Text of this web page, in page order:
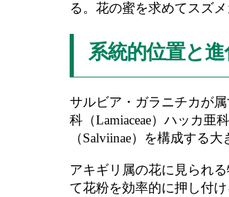
る。花の蜜を求めてスズ
系統的位置と
サルビア・ガラニチカが
科（Lamiaceae）ハッカ亜
（Salviinae）を構成する
アキギリ属の花に見られ
て花粉を効率的に押し付